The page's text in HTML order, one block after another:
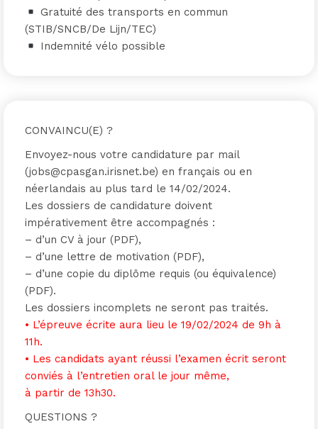
Gratuité des transports en commun
(STIB/SNCB/De Lijn/TEC)
Indemnité vélo possible
CONVAINCU(E) ?
Envoyez-nous votre candidature par mail
(jobs@cpasgan.irisnet.be) en français ou en
néerlandais au plus tard le 14/02/2024.
Les dossiers de candidature doivent
impérativement être accompagnés :
– d’un CV à jour (PDF),
– d’une lettre de motivation (PDF),
– d’une copie du diplôme requis (ou équivalence)
(PDF).
Les dossiers incomplets ne seront pas traités.
• L’épreuve écrite aura lieu le 19/02/2024 de 9h à
11h.
• Les candidats ayant réussi l’examen écrit seront
conviés à l’entretien oral le jour même,
à partir de 13h30.
QUESTIONS ?